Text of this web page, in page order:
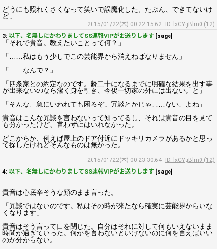
どうにも照れくさくなって笑いで誤魔化した。たぶん、できてないけ
ど。
2015/01/22(木) 00:22:15.62
ID: lxCYgBlm0 (12)
3: 以下、名無しにかわりましてSS速報VIPがお送りします [sage]
「それで貴音。教えたいことって何？」
「……私はもう少しでこの芸能界から消えねばなりません」
「……なんで？」
「四条家との約定なのです。齢二十になるまでに明確な結果を出す事
が出来ないのなら潔く身を引き、今後一切家の外には出ない。と」
「そんな、急にいわれても困るぞ。冗談とかじゃ……ない、よね」
貴音はこんな冗談を言わないって知ってるし、それは貴音の目を見て
も分かったけど、言わずにはいれなかった。
どこからか、例えば屋上のドア付近にドッキリカメラがあるかと思っ
て探したけれどそんなものは無かった。
2015/01/22(木) 00:23:30.64
ID: lxCYgBlm0 (12)
4: 以下、名無しにかわりましてSS速報VIPがお送りします [sage]
貴音は心底辛そうな顔のまま言った。
「冗談ではないのです。私はその時が来たなら確実に芸能界からいな
くなります」
貴音はそう言って口を閉じた。自分はそれに対して何もいえないまま
時間が過ぎていった。何かを言わないといけないのに何を言えばいい
のか分からない。